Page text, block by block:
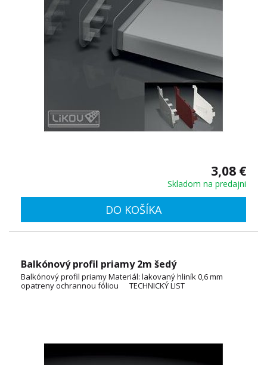
3,08 €
Skladom na predajni
DO KOŠÍKA
Balkónový profil priamy 2m šedý
Balkónový profil priamy Materiál: lakovaný hliník 0,6 mm
opatreny ochrannou fóliou TECHNICKÝ LIST